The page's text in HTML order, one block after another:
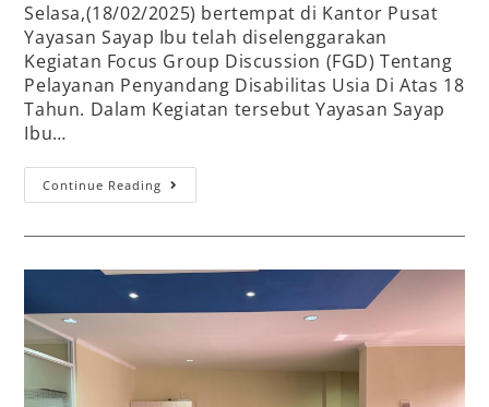
Selasa,(18/02/2025) bertempat di Kantor Pusat
Yayasan Sayap Ibu telah diselenggarakan
Kegiatan Focus Group Discussion (FGD) Tentang
Pelayanan Penyandang Disabilitas Usia Di Atas 18
Tahun. Dalam Kegiatan tersebut Yayasan Sayap
Ibu…
Continue Reading